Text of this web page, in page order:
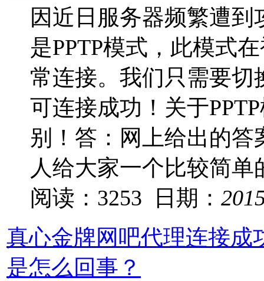
因近日服务器频繁遭
是PPTP模式，此模式
常连接。我们只需要切
可连接成功！关于
别！答：网上给出的
人给大家一个比较简
阅读：3253 日期：
真心金牌网吧代理连接成
是怎么回事？